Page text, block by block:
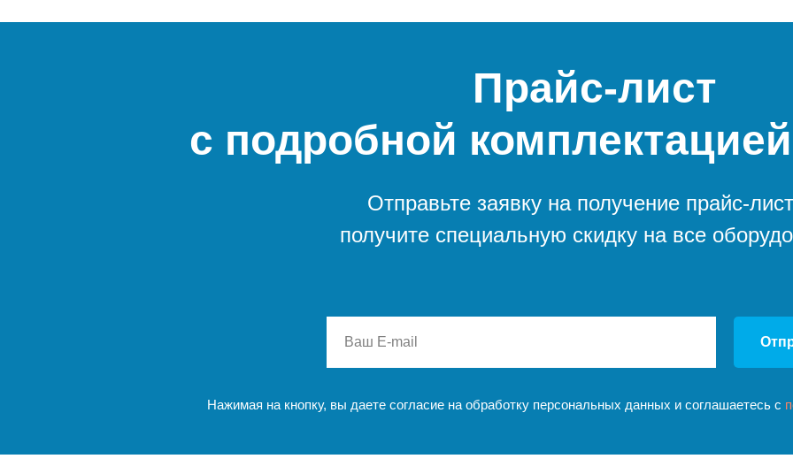
Прайс-лист
с подробной
Отправьте заявку на получение прайс-
получите специальную скидку на все
Нажимая на кнопку, вы даете согласие на обработку персональных данных и соглашаетесь c